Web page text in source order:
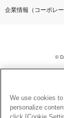
企業情報（コーポレー
©
このサイトに掲載され
を問わず、著作権法の
とを禁じます。
楽曲及びコンテンツは
We use cookies
personalize